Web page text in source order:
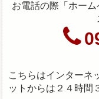
お電話の際「ホー
こちらはインターネ
ットからは２４時間